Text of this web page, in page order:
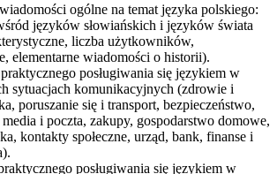
ogólne na temat języka polskiego:
języków słowiańskich i języków świata
liczba użytkowników,
elementarne wiadomości o historii).
posługiwania się językiem w
sytuacjach komunikacyjnych (zdrowie i
poruszanie się i transport, bezpieczeństwo,
i poczta, zakupy, gospodarstwo domowe,
kontakty społeczne, urząd, bank, finanse i
posługiwania się językiem w